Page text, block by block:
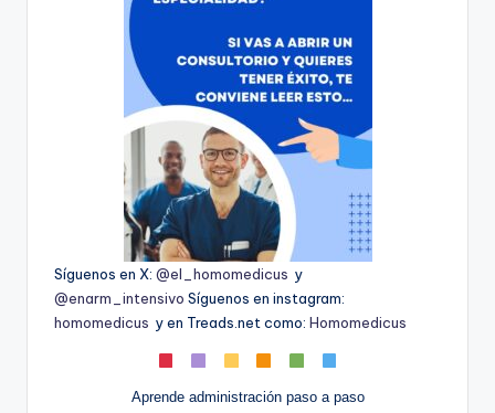
Síguenos en X: @el_homomedicus y
@enarm_intensivo Síguenos en instagram:
homomedicus y en Treads.net como: Homomedicus
Aprende administración paso a paso